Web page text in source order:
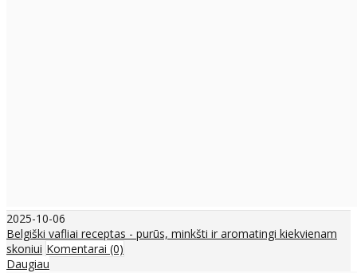
2025-10-06
Belgiški vafliai receptas - purūs, minkšti ir aromatingi kiekvienam
skoniui Komentarai (0)
Daugiau